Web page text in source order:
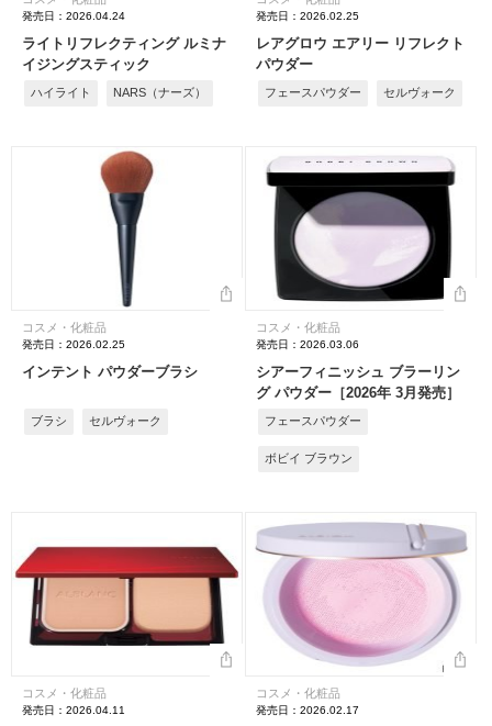
発売日：2026.04.24
ライトリフレクティング ルミナ
イジングスティック
ハイライト NARS（ナーズ）
発売日：2026.02.25
レアグロウ エアリー リフレクト
パウダー
フェースパウダー セルヴォーク
コスメ・化粧品
発売日：2026.02.25
インテント パウダーブラシ
ブラシ セルヴォーク
コスメ・化粧品
発売日：2026.03.06
シアーフィニッシュ ブラーリン
グ パウダー［2026年 3月発売］
フェースパウダー
ボビイ ブラウン
コスメ・化粧品
発売日：2026.04.11
コスメ・化粧品
発売日：2026.02.17